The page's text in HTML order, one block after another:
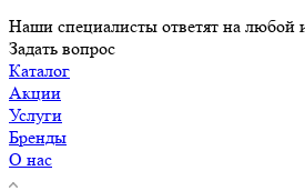
Наши специалисты ответят на любой
Задать вопрос
Каталог
Акции
Услуги
Бренды
О нас